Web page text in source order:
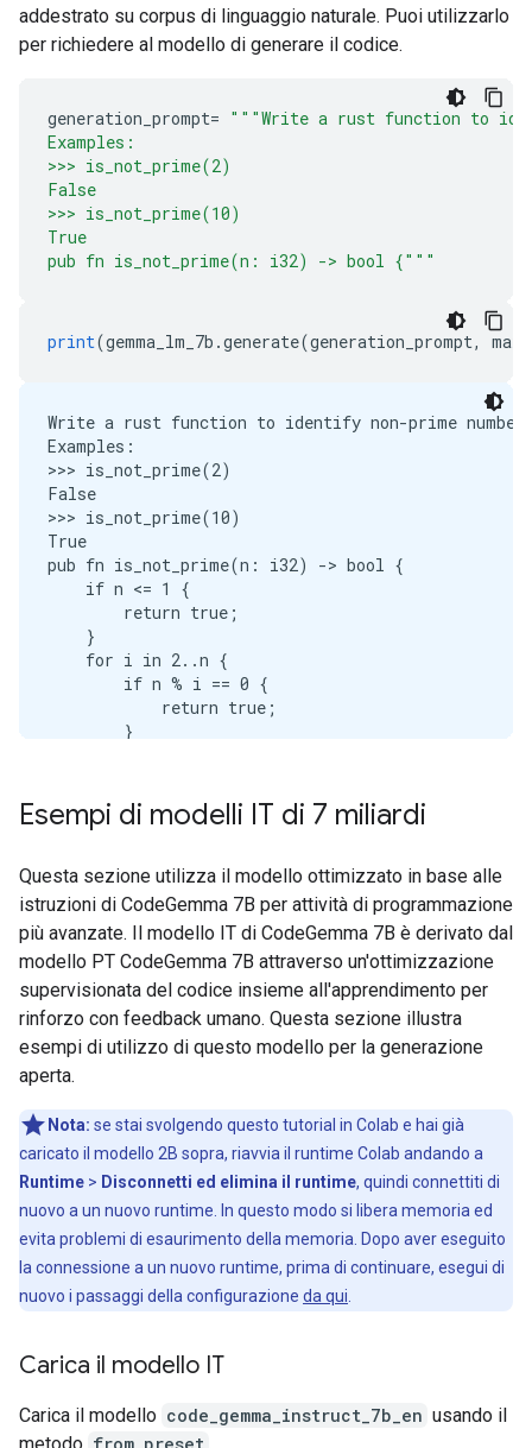
addestrato su corpus di linguaggio naturale. Puoi utilizzarlo
per richiedere al modello di generare il codice.
generation_prompt= """Write a rust function to
Examples:
>>> is_not_prime(2)
False
>>> is_not_prime(10)
True
pub fn is_not_prime(n: i32) -> bool {"""
print(gemma_lm_7b .generate(generation_prompt,
Write a rust function to identify non-prime
Examples:
>>> is_not_prime(2)
False
>>> is_not_prime(10)
True
pub fn is_not_prime(n: i32) -> bool {
    if n <= 1 {
        return true;
    }
    for i in 2..n {
        if n % i == 0 {
            return true;
        }
Esempi di modelli IT di 7 miliardi
Questa sezione utilizza il modello ottimizzato in base alle
istruzioni di CodeGemma 7B per attività di programmazione
più avanzate. Il modello IT di CodeGemma 7B è derivato dal
modello PT CodeGemma 7B attraverso un'ottimizzazione
supervisionata del codice insieme all'apprendimento per
rinforzo con feedback umano. Questa sezione illustra
esempi di utilizzo di questo modello per la generazione
aperta.
Nota: se stai svolgendo questo tutorial in Colab e hai già
caricato il modello 2B sopra, riavvia il runtime Colab andando a
Runtime > Disconnetti ed elimina il runtime, quindi connettiti di
nuovo a un nuovo runtime. In questo modo si libera memoria ed
evita problemi di esaurimento della memoria. Dopo aver eseguito
la connessione a un nuovo runtime, prima di continuare, esegui di
nuovo i passaggi della configurazione da qui
Carica il modello IT
Carica il modello code_gemma_instruct_7b_en usando il